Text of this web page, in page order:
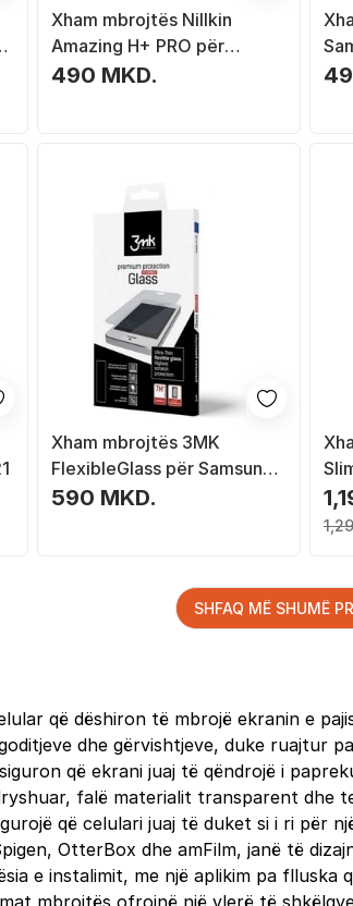
Xham mbrojtës Nillkin
Amazing H+ PRO për
Samsung Galaxy A72 4G /
490 MKD.
Xham mbrojtës 3MK
FlexibleGlass për Samsung
Galaxy Note 4, transparent
590 MKD.
13/
SHFAQ MË SHUMË
që dëshiron të mbrojë ekranin e
dhe gërvishtjeve, duke ruajtur
që ekrani juaj të qëndrojë i
falë materialit transparent dhe
që celulari juaj të duket si i ri për
OtterBox dhe amFilm, janë të
e instalimit, me një aplikim pa flluska
mbrojtës ofrojnë një vlerë të